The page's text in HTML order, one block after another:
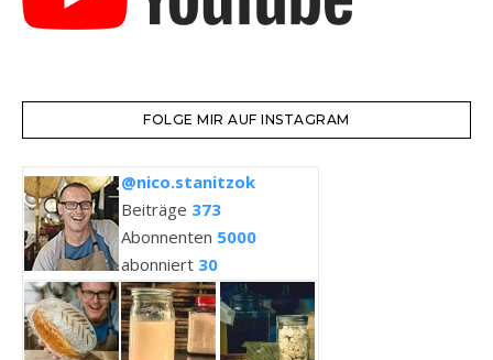
FOLGE MIR AUF INSTAGRAM
@nico.stanitzok
Beiträge 373
Abonnenten 5000
abonniert 30